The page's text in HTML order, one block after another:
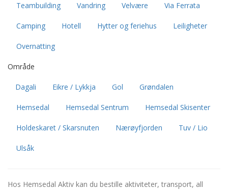
Teambuilding Vandring Velvære Via Ferrata
Camping Hotell Hytter og feriehus Leiligheter
Overnatting
Område
Dagali Eikre / Lykkja Gol Grøndalen
Hemsedal Hemsedal Sentrum Hemsedal Skisenter
Holdeskaret / Skarsnuten Nærøyfjorden Tuv / Lio
Ulsåk
Hos Hemsedal Aktiv kan du bestille aktiviteter, transport, all